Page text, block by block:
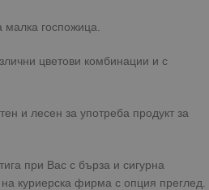
госпожица.
цветови комбинации и с
и лесен за употреба продукт за
при Вас с бърза и сигурна
куриерска фирма с опция преглед.